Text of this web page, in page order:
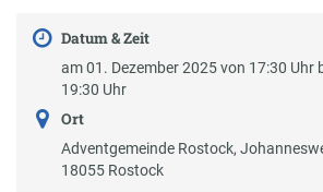
Datum & Zeit
am 01. Dezember 2025 von 17:30 Uhr
19:30 Uhr
Ort
Adventgemeinde Rostock,
18055 Rostock